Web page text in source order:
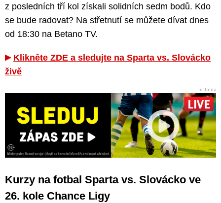
z posledních tří kol získali solidních sedm bodů. Kdo
se bude radovat? Na střetnutí se můžete dívat dnes
od 18:30 na Betano TV.
Klikněte ZDE a sledujte na Sparta vs. Slovácko
živě
Kurzy na fotbal Sparta vs. Slovácko ve
26. kole Chance Ligy